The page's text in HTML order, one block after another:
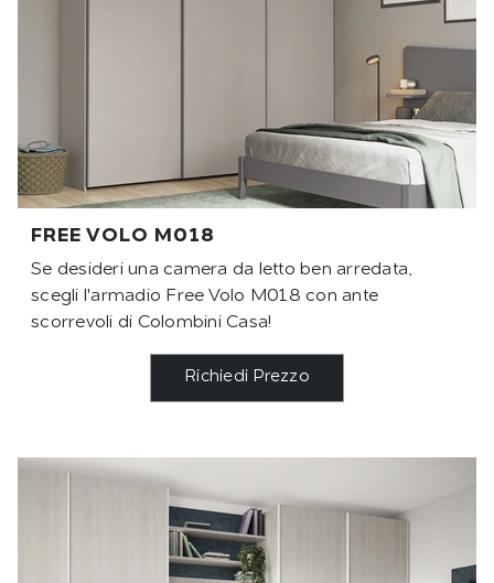
FREE VOLO M018
Se desideri una camera da letto ben arredata,
scegli l'armadio Free Volo M018 con ante
scorrevoli di Colombini Casa!
Richiedi Prezzo